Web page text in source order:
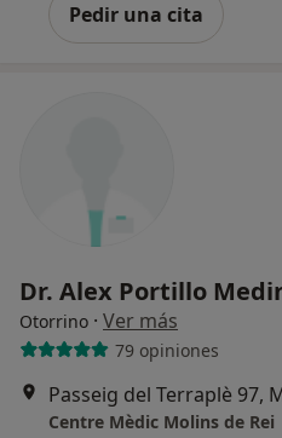
Pedir una cita
Dr. Alex Portillo
Otorrino · Ver más
79 opiniones
Passeig del Terraplè 97,
Centre Mèdic Molins de Rei